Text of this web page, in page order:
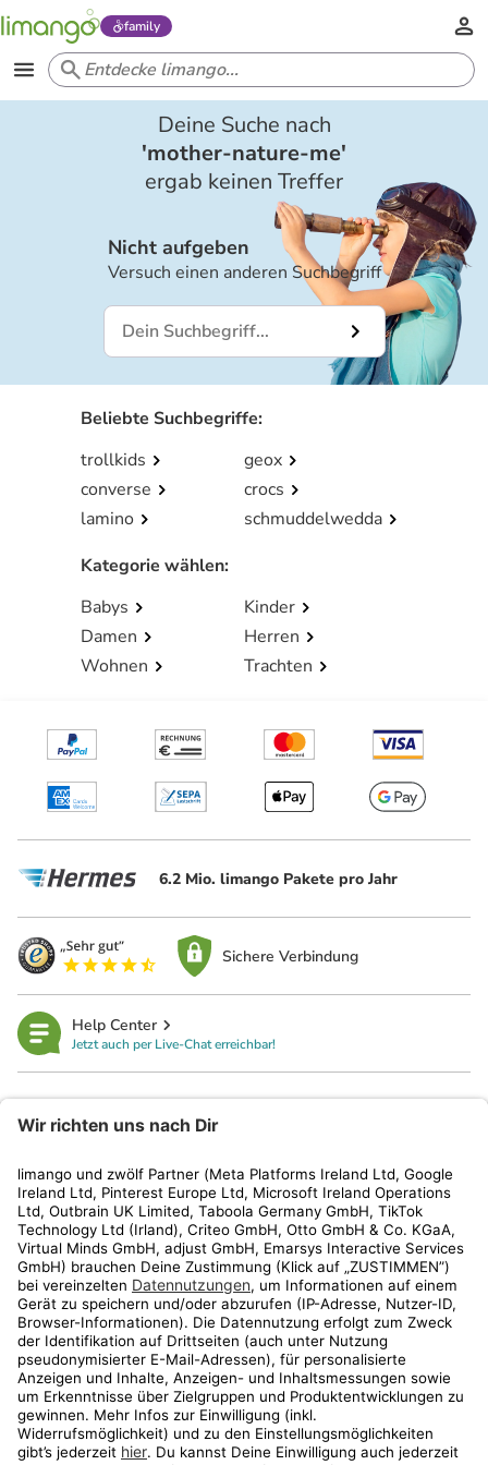
family
Deine Suche nach
'mother-nature-me'
ergab keinen Treffer
Nicht aufgeben
Versuch einen anderen Suchbegriff
Beliebte Suchbegriffe:
trollkids
geox
converse
crocs
lamino
schmuddelwedda
Kategorie wählen:
Babys
Kinder
Damen
Herren
Wohnen
Trachten
6.2 Mio. limango Pakete pro Jahr
Sichere Verbindung
Help Center
Jetzt auch per Live-Chat erreichbar!
Kundenservice
Shop
Aktionen
Travel